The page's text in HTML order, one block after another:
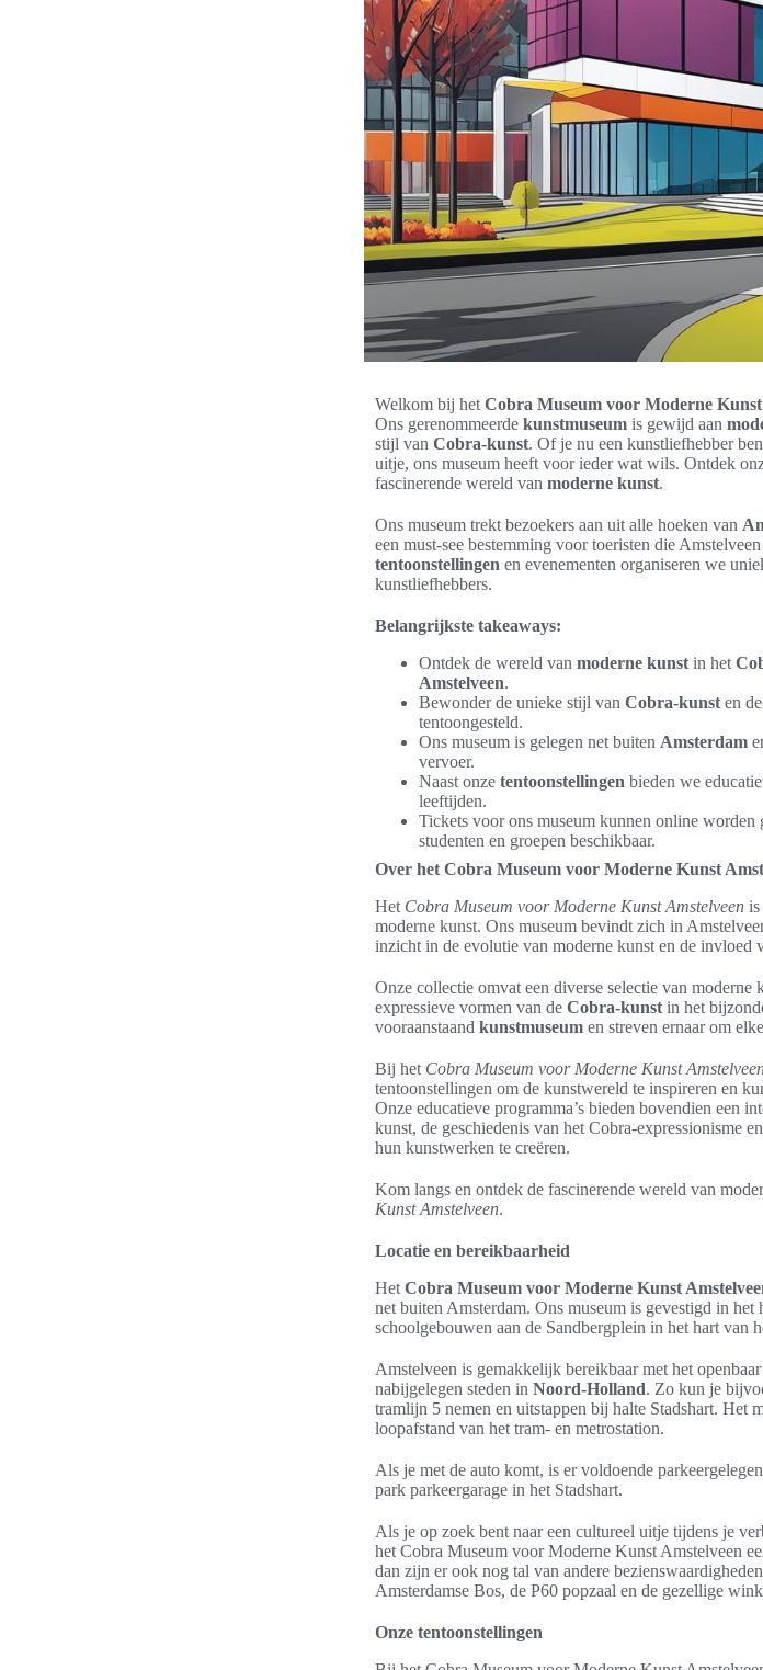
Welkom bij het Cobra Museum voor Moderne Kunst
Ons gerenommeerde kunstmuseum is gewijd aan
stijl van Cobra-kunst. Of je nu een kunstliefhebber
uitje, ons museum heeft voor ieder wat wils. Ontdek
fascinerende wereld van moderne kunst.
Ons museum trekt bezoekers aan uit alle hoeken van
een must-see bestemming voor toeristen die
tentoonstellingen en evenementen organiseren we
kunstliefhebbers.
Belangrijkste takeaways:
Ontdek de wereld van moderne kunst in het
Amstelveen.
Bewonder de unieke stijl van Cobra-kunst en
tentoongesteld.
Ons museum is gelegen net buiten Amsterdam
vervoer.
Naast onze tentoonstellingen bieden we
leeftijden.
Tickets voor ons museum kunnen online
studenten en groepen beschikbaar.
Over het Cobra Museum voor Moderne Kunst
Het Cobra Museum voor Moderne Kunst Amstelveen is
moderne kunst. Ons museum bevindt zich in
inzicht in de evolutie van moderne kunst en de invloed
Onze collectie omvat een diverse selectie van
expressieve vormen van de Cobra-kunst in het
vooraanstaand kunstmuseum en streven ernaar om
Bij het Cobra Museum voor Moderne Kunst
tentoonstellingen om de kunstwereld te inspireren en
Onze educatieve programma’s bieden bovendien een
kunst, de geschiedenis van het Cobra-expressionisme
hun kunstwerken te creëren.
Kom langs en ontdek de fascinerende wereld van
Kunst Amstelveen.
Locatie en bereikbaarheid
Het Cobra Museum voor Moderne Kunst
net buiten Amsterdam. Ons museum is gevestigd in
schoolgebouwen aan de Sandbergplein in het hart van
Amstelveen is gemakkelijk bereikbaar met het
nabijgelegen steden in Noord-Holland. Zo kun je
tramlijn 5 nemen en uitstappen bij halte Stadshart. Het
loopafstand van het tram- en metrostation.
Als je met de auto komt, is er voldoende
park parkeergarage in het Stadshart.
Als je op zoek bent naar een cultureel uitje tijdens je
het Cobra Museum voor Moderne Kunst Amstelveen
dan zijn er ook nog tal van andere
Amsterdamse Bos, de P60 popzaal en de gezellige
Onze tentoonstellingen